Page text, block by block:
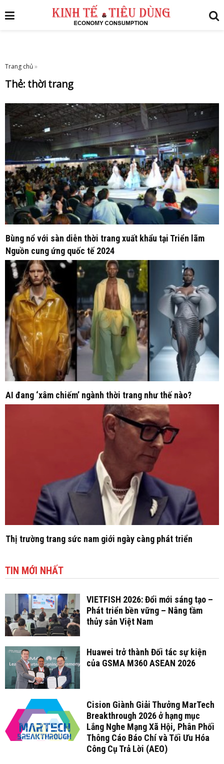
Trang chủ»
Thẻ: thời trang
Bùng nổ với sàn diễn thời trang xuất khẩu tại Triển lãm
Nguồn cung ứng quốc tế 2024
AI đang ‘xâm chiếm’ ngành thời trang như thế nào?
Thị trường trang sức nam giới ngày càng phát triển
TIN MỚI NHẤT
VIETFISH 2026: Đổi mới sáng tạo –
Phát triển bền vững – Nâng tầm
thủy sản Việt Nam
Huawei trở thành Đối tác sự kiện
của GSMA M360 ASEAN 2026
Cision Giành Giải Thưởng MarTech
Breakthrough 2026 ở hạng mục
Lắng Nghe Mạng Xã Hội, Phân Phối
Thông Cáo Báo Chí và Tối Ưu Hóa
Công Cụ Trả Lời (AEO)